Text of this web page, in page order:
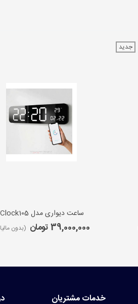
جدید
ساعت دیواری مدل iClock105
39,000,000 تومان (بدون
خدمات مشتریان